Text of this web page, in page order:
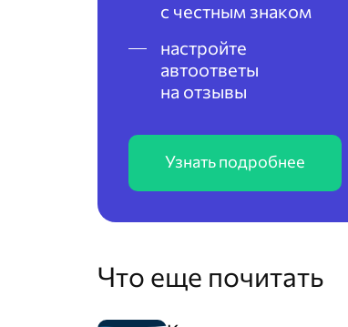
с честным знаком
настройте
автоответы
на отзывы
Узнать подробнее
Что еще почитать